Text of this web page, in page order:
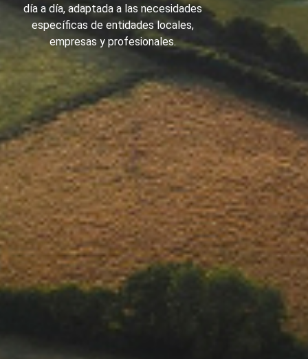
día a día, adaptada a las necesidades
específicas de entidades locales,
empresas y profesionales.